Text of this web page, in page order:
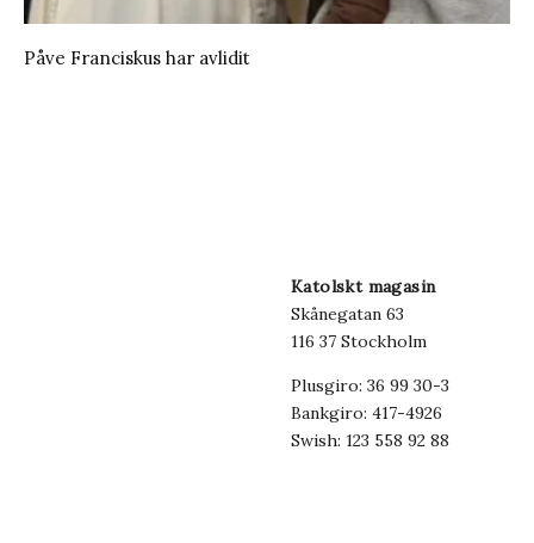
Påve Franciskus har avlidit
Katolskt magasin
Skånegatan 63
116 37 Stockholm
Plusgiro: 36 99 30-3
Bankgiro: 417-4926
Swish: 123 558 92 88